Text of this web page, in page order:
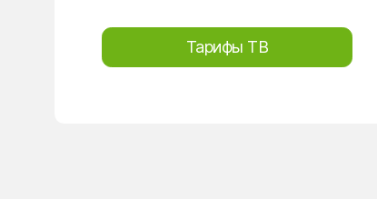
Тарифы ТВ